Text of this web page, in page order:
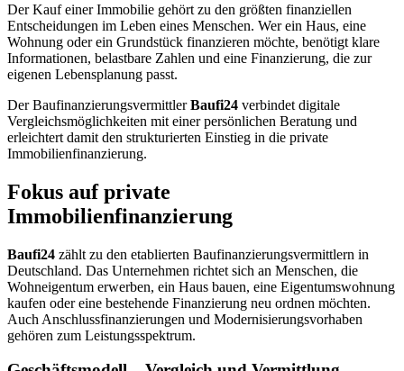
Der Kauf einer Immobilie gehört zu den größten finanziellen
Entscheidungen im Leben eines Menschen. Wer ein Haus, eine
Wohnung oder ein Grundstück finanzieren möchte, benötigt klare
Informationen, belastbare Zahlen und eine Finanzierung, die zur
eigenen Lebensplanung passt.
Der BaufinanzierungsvermittlerBaufi24 verbindet digitale
Vergleichsmöglichkeiten mit einer persönlichen Beratung und
erleichtert damit den strukturierten Einstieg in die private
Immobilienfinanzierung.
Fokus auf private
Immobilienfinanzierung
Baufi24 zählt zu den etablierten Baufinanzierungsvermittlern in
Deutschland. Das Unternehmen richtet sich an Menschen, die
Wohneigentum erwerben, ein Haus bauen, eine Eigentumswohnung
kaufen oder eine bestehende Finanzierung neu ordnen möchten.
Auch Anschlussfinanzierungen und Modernisierungsvorhaben
gehören zum Leistungsspektrum.